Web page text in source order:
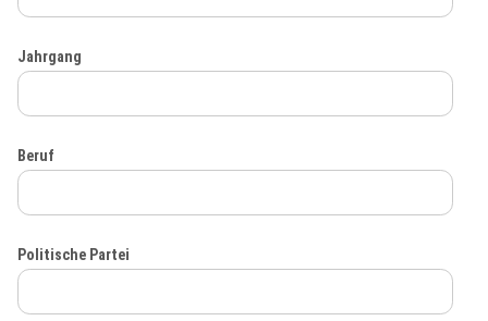
Jahrgang
Beruf
Politische Partei